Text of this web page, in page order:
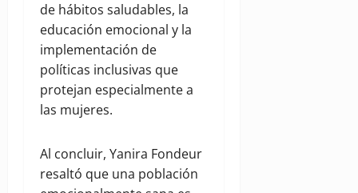
de hábitos saludables, la
educación emocional y la
implementación de
políticas inclusivas que
protejan especialmente a
las mujeres.
Al concluir, Yanira Fondeur
resaltó que una población